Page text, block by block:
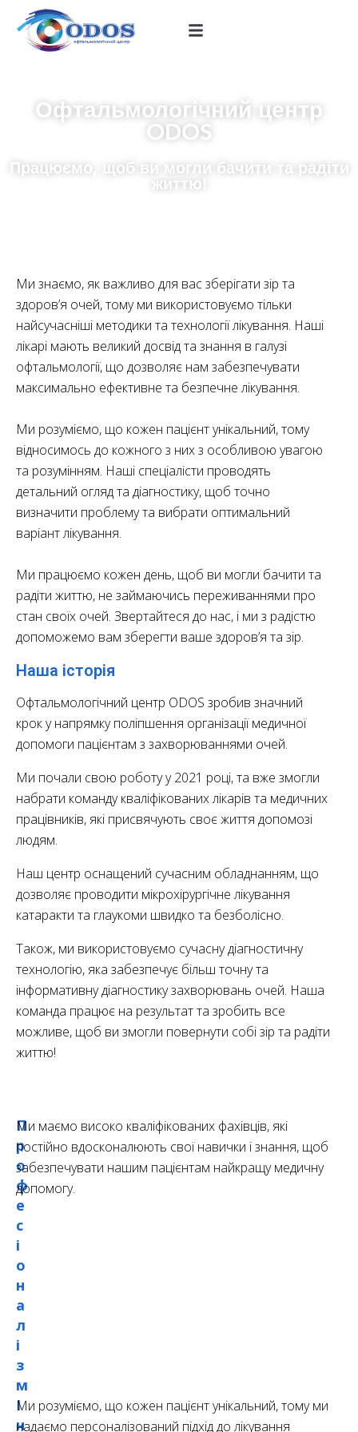
Офтальмологічний центр
ODOS
Працюємо, щоб ви могли бачити та радіти
життю!
Ми знаємо, як важливо для вас зберігати зір та
здоров’я очей, тому ми використовуємо тільки
найсучасніші методики та технології лікування. Наші
лікарі мають великий досвід та знання в галузі
офтальмології, що дозволяє нам забезпечувати
максимально ефективне та безпечне лікування.
Ми розуміємо, що кожен пацієнт унікальний, тому
відносимось до кожного з них з особливою увагою
та розумінням. Наші спеціалісти проводять
детальний огляд та діагностику, щоб точно
визначити проблему та вибрати оптимальний
варіант лікування.
Ми працюємо кожен день, щоб ви могли бачити та
радіти життю, не займаючись переживаннями про
стан своїх очей. Звертайтеся до нас, і ми з радістю
допоможемо вам зберегти ваше здоров’я та зір.
Наша історія
Офтальмологічний центр ODOS зробив значний
крок у напрямку поліпшення організації медичної
допомоги пацієнтам з захворюваннями очей.
Ми почали свою роботу у 2021 році, та вже змогли
набрати команду кваліфікованих лікарів та медичних
працівників, які присвячують своє життя допомозі
людям.
Наш центр оснащений сучасним обладнанням, що
дозволяє проводити мікрохірургічне лікування
катаракти та глаукоми швидко та безболісно.
Також, ми використовуємо сучасну діагностичну
технологію, яка забезпечує більш точну та
інформативну діагностику захворювань очей. Наша
команда працює на результат та зробить все
можливе, щоб ви змогли повернути собі зір та радіти
життю!
П
р
о
ф
е
с
і
о
н
а
л
і
з
м
Ми маємо високо кваліфікованих фахівців, які
постійно вдосконалюють свої навички і знання, щоб
забезпечувати нашим пацієнтам найкращу медичну
допомогу.
І
н
Ми розуміємо, що кожен пацієнт унікальний, тому ми
надаємо персоналізований підхід до лікування